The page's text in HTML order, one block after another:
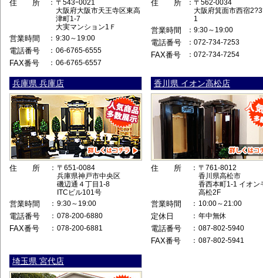
住 所 ： 〒543ｰ0021
大阪府大阪市天王寺区東高
津町1-7
大実マンション1Ｆ
営業時間 ： 9:30～19:00
電話番号 ： 06-6765-6555
FAX番号 ： 06-6765-6557
住 所 ： 〒562-0034
大阪府箕面市西宿
1
営業時間 ： 9:30～19:00
電話番号 ： 072-734-7253
FAX番号 ： 072-734-7254
兵庫県 兵庫店
住 所 ： 〒651-0084
兵庫県神戸市中央区
磯辺通４丁目1-8
ITCビル101号
営業時間 ： 9:30～19:00
電話番号 ： 078-200-6880
FAX番号 ： 078-200-6881
香川県 イオン高松店
住 所 ： 〒761-8012
香川県高松市
香西本町1-1 イオン
高松2F
営業時間 ： 10:00～21:00
定休日 ： 年中無休
電話番号 ： 087-802-5940
FAX番号 ： 087-802-5941
埼玉県 宮代店